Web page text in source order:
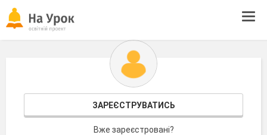
ЗАРЕЄСТРУВАТИСЬ
Вже зареєстровані?